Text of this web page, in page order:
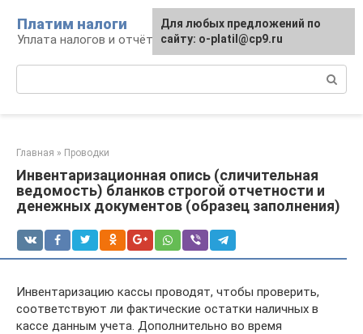
контенту
Платим налоги
Уплата налогов и отчётность
Главная » Проводки
Инвентаризационная опись (сличительная
ведомость) бланков строгой отчетности и
денежных документов (образец заполнения)
Инвентаризацию кассы проводят, чтобы проверить,
соответствуют ли фактические остатки наличных в
кассе данным учета. Дополнительно во время
Для любых предложений по
сайту: o-platil@cp9.ru